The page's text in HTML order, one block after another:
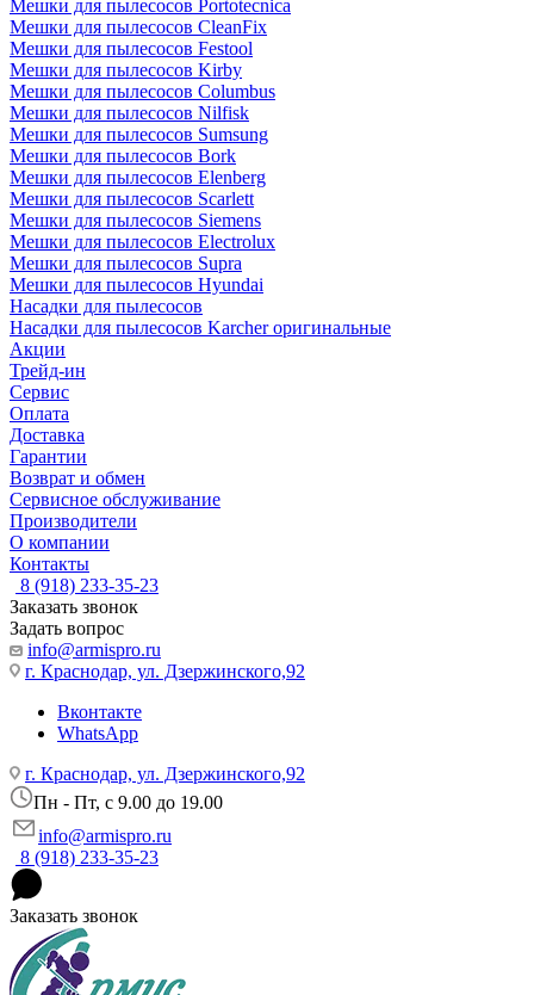
Мешки для пылесосов Portotecnica
Мешки для пылесосов CleanFix
Мешки для пылесосов Festool
Мешки для пылесосов Kirby
Мешки для пылесосов Columbus
Мешки для пылесосов Nilfisk
Мешки для пылесосов Sumsung
Мешки для пылесосов Bork
Мешки для пылесосов Elenberg
Мешки для пылесосов Scarlett
Мешки для пылесосов Siemens
Мешки для пылесосов Electrolux
Мешки для пылесосов Supra
Мешки для пылесосов Hyundai
Насадки для пылесосов
Насадки для пылесосов Karcher оригинальные
Акции
Трейд-ин
Сервис
Оплата
Доставка
Гарантии
Возврат и обмен
Сервисное обслуживание
Производители
О компании
Контакты
8 (918) 233-35-23
Заказать звонок
Задать вопрос
info@armispro.ru
г. Краснодар, ул. Дзержинского,92
Вконтакте
WhatsApp
г. Краснодар, ул. Дзержинского,92
Пн - Пт, c 9.00 до 19.00
info@armispro.ru
8 (918) 233-35-23
Заказать звонок